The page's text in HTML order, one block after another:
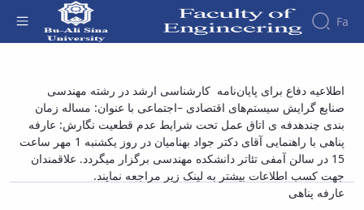
Fa
About
Faculty
History
Dean
of
Journals
Journal
of
Industrial
Faculity
Members
اطلاعیه دفاع برای پایان‌نامه کارشناسی ارشد در
رشته مهندسی صنایع گرایش سیستم‌های اقتصادی
–اجتماعی با عنوان: مساله زمان بندی چندهدفه ی
اتاق عمل تحت شرایط عدم قطعیت نگارش:
عارفه پناهی - دانشکده فنی و مهندسی
اطلاعیه دفاع برای پایان‌نامه کارشناسی ارشد در رشته مهندسی
صنایع گرایش سیستم‌های اقتصادی –اجتماعی با عنوان: مساله زمان
بندی چندهدفه ی اتاق عمل تحت شرایط عدم قطعیت نگارش: عارفه
پناهی با راهنمایی آقای دکتر جواد بهنامیان در روز یکشنبه 1 مهر ساعت
15 در سالن آمفی تئاتر دانشکده مهندسی برگزار میگردد. علاقمندان
جهت کسب اطلاعات بیشتر به لینک زیر مراجعه نمایند.
عارفه پناهی